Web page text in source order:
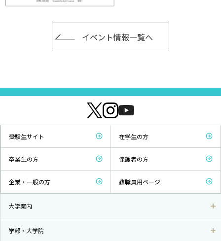
イベント情報一覧へ
受験生サイト 在学生の方
卒業生の方 保護者の方
企業・一般の方 教職員用ページ
大学案内
学部・大学院